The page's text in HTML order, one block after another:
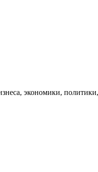
экономики,